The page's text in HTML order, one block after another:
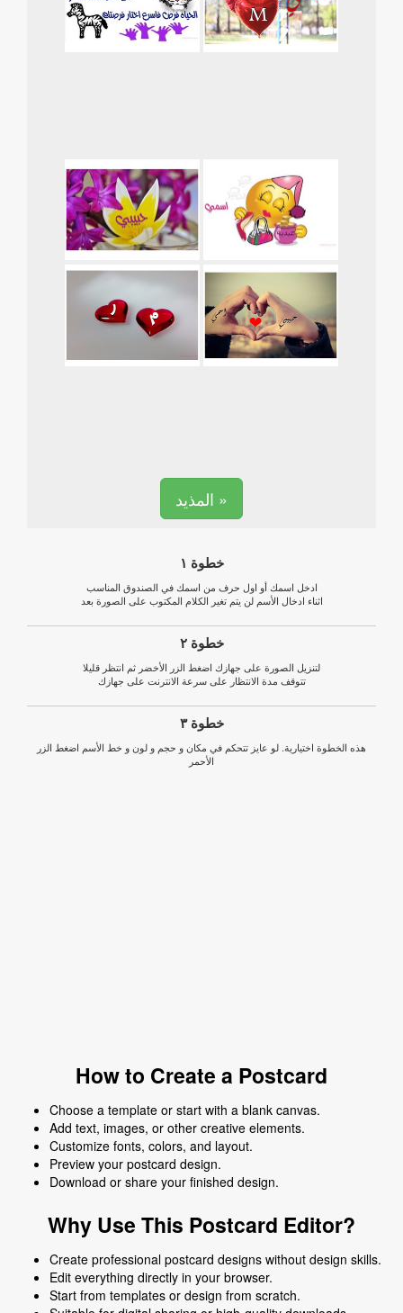
المذيد »
خطوة ١
ادخل اسمك أو اول حرف من اسمك في الصندوق المناسب
اثناء ادخال الأسم لن يتم تغير الكلام المكتوب على الصورة بعد
خطوة ٢
لتنزيل الصورة على جهازك اضغط الزر الأخضر ثم انتظر قليلا
تتوقف مدة الانتظار على سرعة الانترنت على جهازك
خطوة ٣
هذه الخطوة اختيارية. لو عايز تتحكم في مكان و حجم و لون و خط الأسم اضغط الزر
الأحمر
How to Create a Postcard
Choose a template or start with a blank canvas.
Add text, images, or other creative elements.
Customize fonts, colors, and layout.
Preview your postcard design.
Download or share your finished design.
Why Use This Postcard Editor?
Create professional postcard designs without design skills.
Edit everything directly in your browser.
Start from templates or design from scratch.